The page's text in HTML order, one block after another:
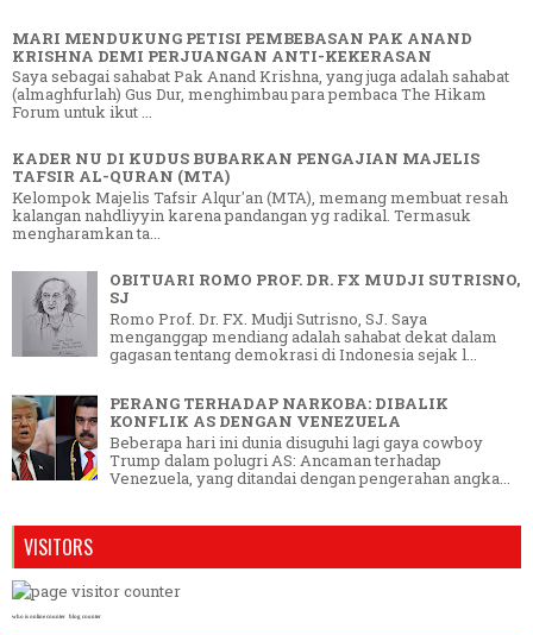
MARI MENDUKUNG PETISI PEMBEBASAN PAK ANAND
KRISHNA DEMI PERJUANGAN ANTI-KEKERASAN
Saya sebagai sahabat Pak Anand Krishna, yang juga adalah sahabat
(almaghfurlah) Gus Dur, menghimbau para pembaca The Hikam
Forum untuk ikut ...
KADER NU DI KUDUS BUBARKAN PENGAJIAN MAJELIS
TAFSIR AL-QURAN (MTA)
Kelompok Majelis Tafsir Alqur'an (MTA), memang membuat resah
kalangan nahdliyyin karena pandangan yg radikal. Termasuk
mengharamkan ta...
OBITUARI ROMO PROF. DR. FX MUDJI SUTRISNO,
SJ
Romo Prof. Dr. FX. Mudji Sutrisno, SJ. Saya
menganggap mendiang adalah sahabat dekat dalam
gagasan tentang demokrasi di Indonesia sejak l...
PERANG TERHADAP NARKOBA: DIBALIK
KONFLIK AS DENGAN VENEZUELA
Beberapa hari ini dunia disuguhi lagi gaya cowboy
Trump dalam polugri AS: Ancaman terhadap
Venezuela, yang ditandai dengan pengerahan angka...
VISITORS
who is online counter blog counter